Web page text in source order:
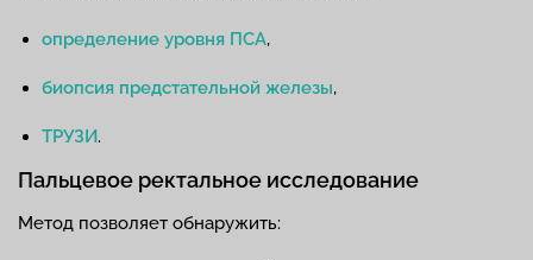
определение уровня ПСА,
биопсия предстательной железы,
ТРУЗИ.
Пальцевое ректальное исследование
Метод позволяет обнаружить: